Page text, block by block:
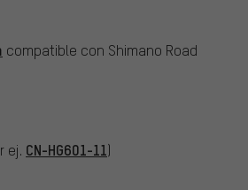
compatible con Shimano Road
ej. CN-HG601-11)